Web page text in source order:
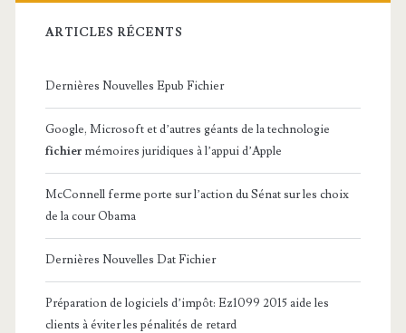
ARTICLES RÉCENTS
Dernières Nouvelles Epub Fichier
Google, Microsoft et d’autres géants de la technologie
fichier mémoires juridiques à l’appui d’Apple
McConnell ferme porte sur l’action du Sénat sur les choix
de la cour Obama
Dernières Nouvelles Dat Fichier
Préparation de logiciels d’impôt: Ez1099 2015 aide les
clients à éviter les pénalités de retard